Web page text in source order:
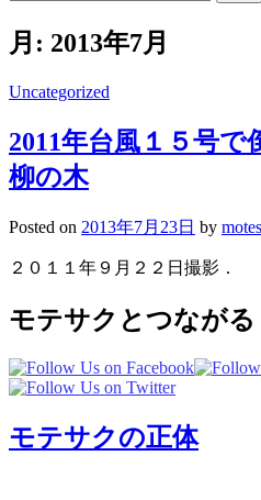
月: 2013年7月
Uncategorized
2011年台風１５号で
柳の木
Posted on 2013年7月23日 by
２０１１年９月２２日撮影．
モテサクとつながる
モテサクの正体